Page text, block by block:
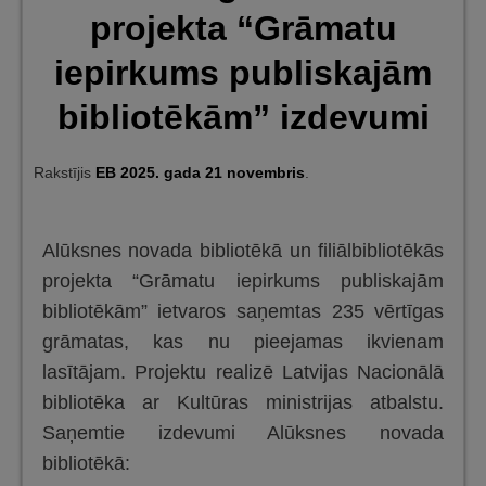
projekta “Grāmatu
iepirkums publiskajām
bibliotēkām” izdevumi
Rakstījis EB 2025. gada 21 novembris.
Alūksnes novada bibliotēkā un filiālbibliotēkās
projekta “Grāmatu iepirkums publiskajām
bibliotēkām” ietvaros saņemtas 235 vērtīgas
grāmatas, kas nu pieejamas ikvienam
lasītājam. Projektu realizē Latvijas Nacionālā
bibliotēka ar Kultūras ministrijas atbalstu.
Saņemtie izdevumi Alūksnes novada
bibliotēkā: